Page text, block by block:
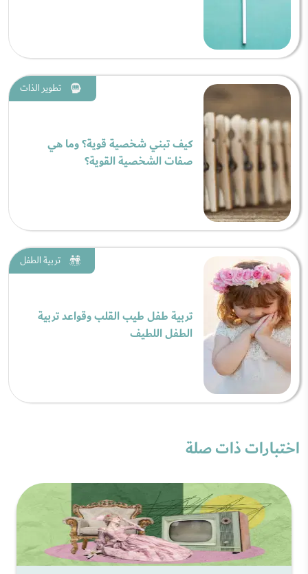
تطوير الذات
كيف تبني شخصية قوية؟ وما هي
صفات الشخصية القوية؟
تربية الطفل
تربية طفل طيب القلب وقواعد تربية
الطفل اللطيف
اختبارات ذات صلة